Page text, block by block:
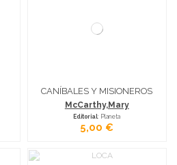
CANÍBALES Y MISIONEROS
McCarthy,Mary
Editorial: Planeta
5,00 €